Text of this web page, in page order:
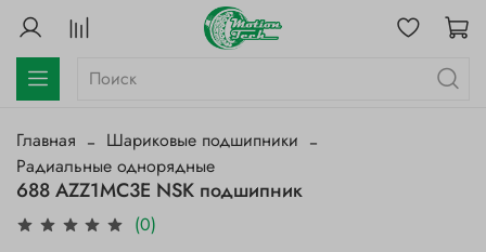
Главная
Шариковые подшипники
Радиальные однорядные
688 AZZ1MC3E NSK подшипник
(0)